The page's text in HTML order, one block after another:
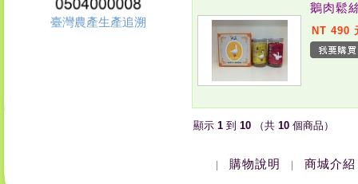
臺灣農產生產追溯
鵝肉鬆
NT 490
顯示 1 到 10 （共 10 個商品）
購物說明 商城介紹